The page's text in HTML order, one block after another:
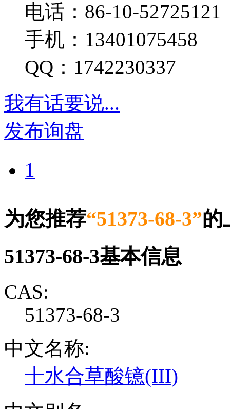
电话：86-10-52725121
手机：13401075458
QQ：1742230337
我有话要说...
发布询盘
1
为您推荐“51373-68-3”的
51373-68-3基本信息
CAS:
51373-68-3
中文名称:
十水合草酸镱(III)